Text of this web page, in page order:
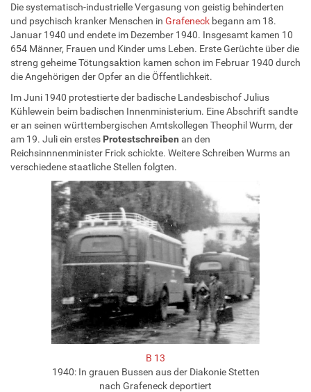
Die systematisch-industrielle Vergasung von geistig behinderten
und psychisch kranker Menschen in Grafeneck begann am 18.
Januar 1940 und endete im Dezember 1940. Insgesamt kamen 10
654 Männer, Frauen und Kinder ums Leben. Erste Gerüchte über die
streng geheime Tötungsaktion kamen schon im Februar 1940 durch
die Angehörigen der Opfer an die Öffentlichkeit.
Im Juni 1940 protestierte der badische Landesbischof Julius
Kühlewein beim badischen Innenministerium. Eine Abschrift sandte
er an seinen württembergischen Amtskollegen Theophil Wurm, der
am 19. Juli ein erstes Protestschreiben an den
Reichsinnnenminister Frick schickte. Weitere Schreiben Wurms an
verschiedene staatliche Stellen folgten.
B 13
1940: In grauen Bussen aus der Diakonie Stetten
nach Grafeneck deportiert